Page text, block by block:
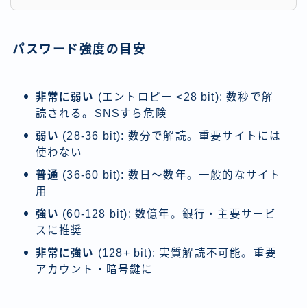
パスワード強度の目安
非常に弱い (エントロピー <28 bit): 数秒で解
読される。SNSすら危険
弱い (28-36 bit): 数分で解読。重要サイトには
使わない
普通 (36-60 bit): 数日〜数年。一般的なサイト
用
強い (60-128 bit): 数億年。銀行・主要サービ
スに推奨
非常に強い (128+ bit): 実質解読不可能。重要
アカウント・暗号鍵に